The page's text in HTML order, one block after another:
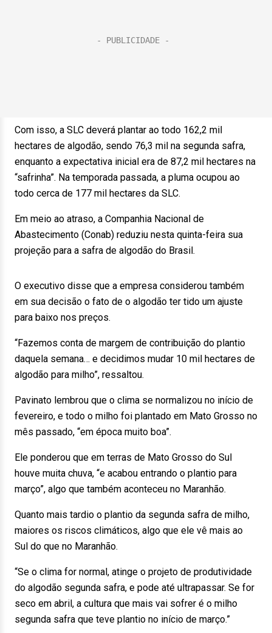
Com isso, a SLC deverá plantar ao todo 162,2 mil
hectares de algodão, sendo 76,3 mil na segunda safra,
enquanto a expectativa inicial era de 87,2 mil hectares na
“safrinha”. Na temporada passada, a pluma ocupou ao
todo cerca de 177 mil hectares da SLC.
Em meio ao atraso, a Companhia Nacional de
Abastecimento (Conab) reduziu nesta quinta-feira sua
projeção para a safra de algodão do Brasil.
O executivo disse que a empresa considerou também
em sua decisão o fato de o algodão ter tido um ajuste
para baixo nos preços.
“Fazemos conta de margem de contribuição do plantio
daquela semana… e decidimos mudar 10 mil hectares de
algodão para milho”, ressaltou.
Pavinato lembrou que o clima se normalizou no início de
fevereiro, e todo o milho foi plantado em Mato Grosso no
mês passado, “em época muito boa”.
Ele ponderou que em terras de Mato Grosso do Sul
houve muita chuva, “e acabou entrando o plantio para
março”, algo que também aconteceu no Maranhão.
Quanto mais tardio o plantio da segunda safra de milho,
maiores os riscos climáticos, algo que ele vê mais ao
Sul do que no Maranhão.
“Se o clima for normal, atinge o projeto de produtividade
do algodão segunda safra, e pode até ultrapassar. Se for
seco em abril, a cultura que mais vai sofrer é o milho
segunda safra que teve plantio no início de março.”